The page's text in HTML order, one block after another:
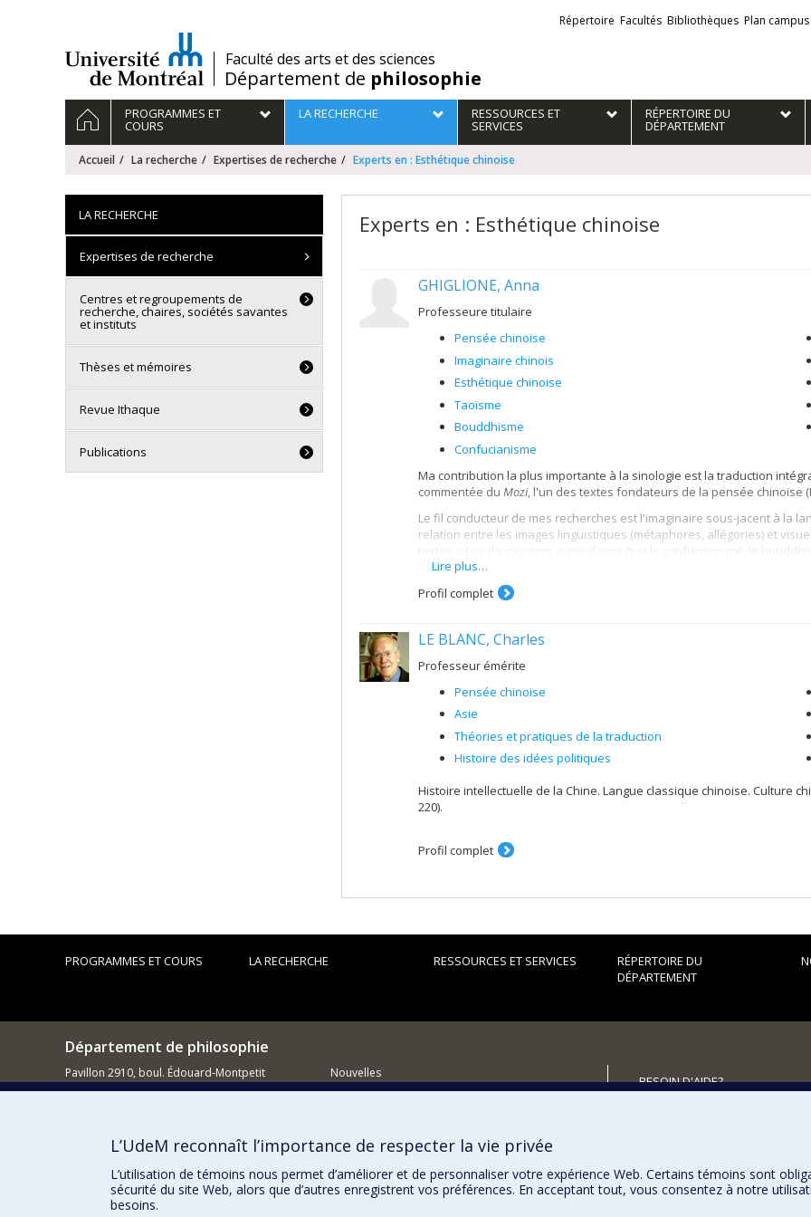
/Faculté des arts et des sciences
Département de philosophie
Liens
externes
Répertoire Facultés Bibliothèques Plan campus
Navigation
principale
ACCUEILPROGRAMMES ET
COURS
LA RECHERCHE RESSOURCES ET
SERVICES
RÉPERTOIRE DU
DÉPARTEMENT
Accueil La recherche Expertises de recherche Experts en : Esthétique chinoise
Experts en : Esthétique chinoise
GHIGLIONE, Anna
Professeure titulaire
Pensée chinoise
Imaginaire chinois
Esthétique chinoise
Taoïsme
Bouddhisme
Confucianisme
Ma contribution la plus importante à la sinologie est la traduction
commentée du Mozi, l'un des textes fondateurs de la pensée chinoise
Le fil conducteur de mes recherches est l'imaginaire sous-jacent à la
relation entre les images linguistiques (métaphores, allégories) et
textes issus de courants aussi divers que le confucianisme, le
Sur le plan méthodologique, je m'applique à la fois aux études
pertinents) ; j'ai effectué des enquêtes ponctuelles sur le terrain (en
J'ai réalisé une exposition d'oeuvres originales à Pékin (été 2013 :
pris une nouvelle forme à l'Université de Montréal, au Carrefour des
Sages en images; puis, partiellement, à la Bibliothèque des lettres et
Mes déplacements vers les hauts-lieux des la civilisation chinoise
documentaires, etc.) me permettent de suivre, voire de contribuer
intérêts intellectuels.
Lire plus…
Profil complet
LE BLANC, Charles
Professeur émérite
Pensée chinoise
Asie
Théories et pratiques de la traduction
Histoire des idées politiques
Histoire intellectuelle de la Chine. Langue classique chinoise. Culture
220).
Profil complet
LA RECHERCHE
Expertises de recherche
Centres et regroupements de
recherche, chaires, sociétés savantes
et instituts
Thèses et mémoires
Revue Ithaque
Publications
PROGRAMMES ET COURS LA RECHERCHE RESSOURCES ET SERVICES
RÉPERTOIRE DU
DÉPARTEMENT
Département de philosophie
Pavillon 2910, boul. Édouard-Montpetit
Nouvelles
BESOIN D'AIDE?
L’UdeM reconnaît l’importance de respecter la vie privée
L’utilisation de témoins nous permet d’améliorer et de personnaliser votre expérience Web. Certains témoins sont
sécurité du site Web, alors que d’autres enregistrent vos préférences. En acceptant tout, vous consentez à notre
besoins.